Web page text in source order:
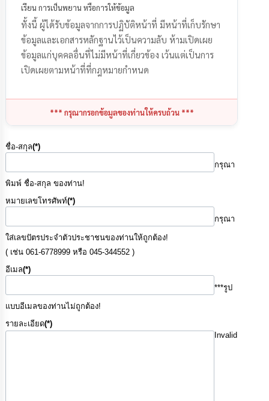
การ
เงิน
การ
คลัง
แผนการ
การ
ดำเนิน
เพื่อ
ป้องกัน
ทุจริต
มาตรการ
ภายใน
ป้องกัน
การ
ทุจริต
การ
ส่ง
เสริม
เรียน การเป็นพยาน หรือการให้ข้อมูล
ทั้งนี้ ผู้ได้รับข้อมูลจากการปฏิบัติหน้าที่ มีหน้าที่เก็บรักษา
ข้อมูลและเอกสารหลักฐานไว้เป็นความลับ ห้ามเปิดเผย
ข้อมูลแก่บุคคลอื่นที่ไม่มีหน้าที่เกี่ยวข้อง เว้นแต่เป็นการ
เปิดเผยตามหน้าที่ที่กฎหมายกำหนด
*** กรุณากรอกข้อมูลของท่านให้ครบถ้วน ***
ชื่อ-สกุล(*)
กรุณา
พิมพ์ ชื่อ-สกุล ของท่าน!
หมายเลขโทรศัพท์(*)
กรุณา
ใส่เลขปัตรประจำตัวประชาชนของท่านให้ถูกต้อง!
( เช่น 061-6778999 หรือ 045-344552 )
อีเมล(*)
***รูป
แบบอีเมลของท่านไม่ถูกต้อง!
รายละเอียด(*)
Invalid